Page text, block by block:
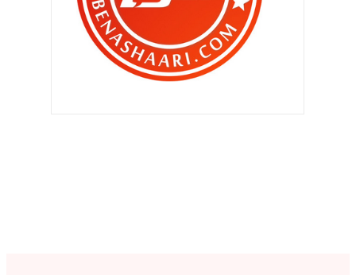
Gara-gara teringat telur ikan
mayung !
Suatu provokasikah keatas diriku ?